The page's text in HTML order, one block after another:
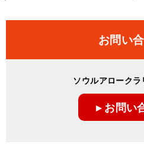
ビ
お問い
ソウルアローク
▸ お問い